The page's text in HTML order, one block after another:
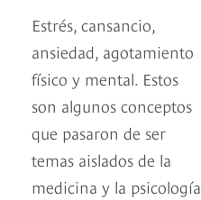
Estrés, cansancio,
ansiedad, agotamiento
físico y mental. Estos
son algunos conceptos
que pasaron de ser
temas aislados de la
medicina y la psicología